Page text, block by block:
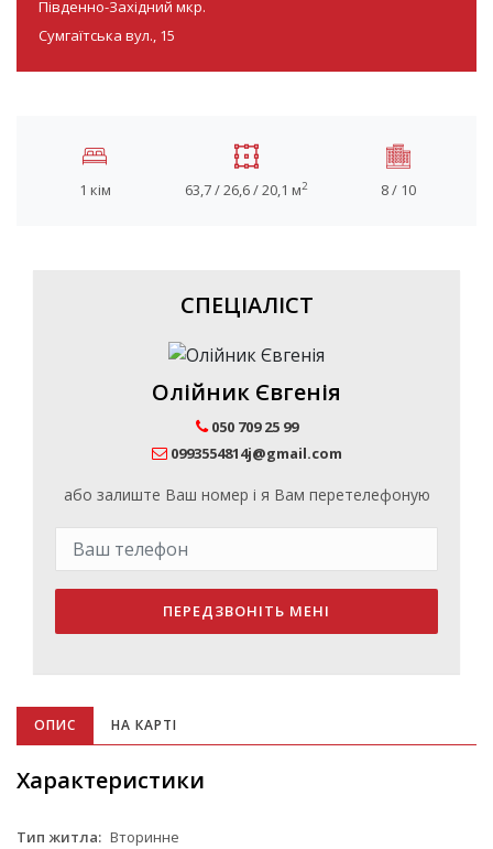
Південно-Західний мкр.
Сумгаїтська вул., 15
1 кім 63,7 / 26,6 / 20,1 м2 8 / 10
СПЕЦІАЛІСТ
Олійник Євгенія
050 709 25 99
0993554814j@gmail.com
або залиште Ваш номер і я Вам перетелефоную
ПЕРЕДЗВОНІТЬ МЕНІ
ОПИС НА КАРТІ
Характеристики
Тип житла: Вторинне